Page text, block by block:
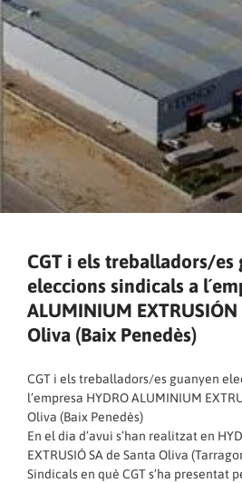
CGT i els treballadors/es
eleccions sindicals a
ALUMINIUM EXTRUSIÓN
Oliva (Baix Penedès)
CGT i els treballadors/es guanyen
l’empresa HYDRO ALUMINIUM
Oliva (Baix Penedès)
En el dia d’avui s’han realitzat en
EXTRUSIÓ SA de Santa Oliva
Sindicals en què CGT s’ha presentat